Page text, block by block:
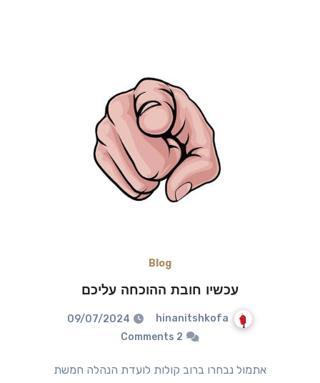
Blog
עכשיו חובת ההוכחה עליכם
hinanitshkofa
09/07/2024
2 Comments
אתמול נבחרו ברוב קולות לועדת הנהלה חמשת